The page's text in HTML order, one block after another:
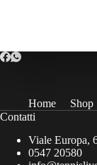
Home Shop
Contatti
Viale Europa,
0547 20580